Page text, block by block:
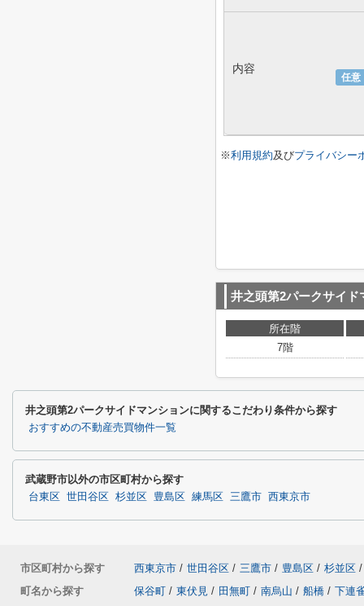
任意
内容
※利用規約及びプライバシー
井之頭第2パークサイド
所在階
7階
井之頭第2パークサイドマンションに関するこだわり条件から探す
おすすめの不動産売買物件一覧
武蔵野市以外の市区町村から探す
台東区 世田谷区 杉並区 豊島区 練馬区 三鷹市 西東京市
市区町村から探す 西東京市 / 世田谷区 / 三鷹市 / 豊島区 / 杉並区 /
町名から探す
保谷町 / 東伏見 / 田無町 / 南烏山 / 船橋 / 下連